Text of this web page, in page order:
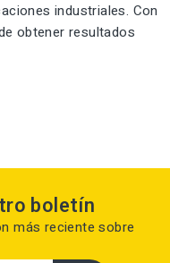
industriales. Con
obtener resultados
boletín
más reciente sobre